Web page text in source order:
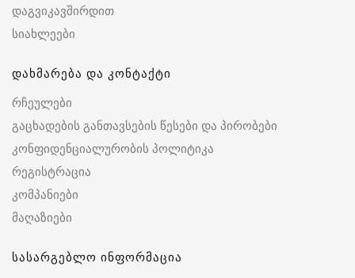
დაგვიკავშირდით
სიახლეები
დახმარება და კონტაქტი
რჩეულები
გაცხადების განთავსების წესები და პირობები
კონფიდენციალურობის პოლიტიკა
რეგისტრაცია
კომპანიები
მაღაზიები
სასარგებლო ინფორმაცია